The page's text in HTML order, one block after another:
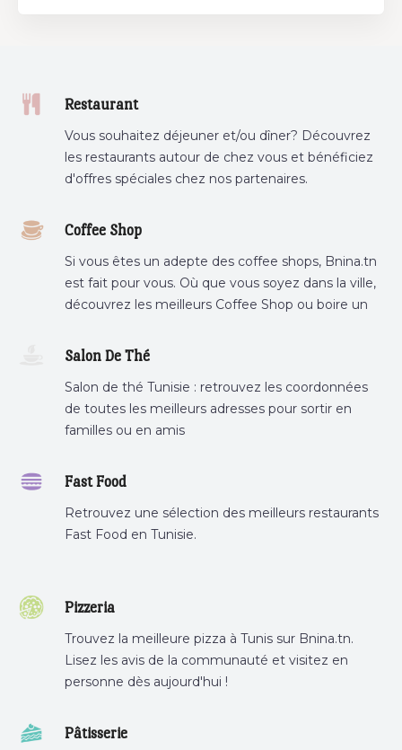
Restaurant
Vous souhaitez déjeuner et/ou dîner? Découvrez
les restaurants autour de chez vous et bénéficiez
d'offres spéciales chez nos partenaires.
Coffee Shop
Si vous êtes un adepte des coffee shops, Bnina.tn
est fait pour vous. Où que vous soyez dans la ville,
découvrez les meilleurs Coffee Shop ou boire un
Salon De Thé
Salon de thé Tunisie : retrouvez les coordonnées
de toutes les meilleurs adresses pour sortir en
familles ou en amis
Fast Food
Retrouvez une sélection des meilleurs restaurants
Fast Food en Tunisie.
Pizzeria
Trouvez la meilleure pizza à Tunis sur Bnina.tn.
Lisez les avis de la communauté et visitez en
personne dès aujourd'hui !
Pâtisserie